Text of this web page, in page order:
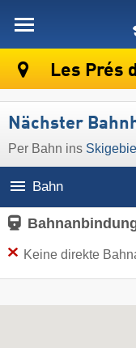
Les Prés
Nächster
Per Bahn ins
Bahn
Keine direkte